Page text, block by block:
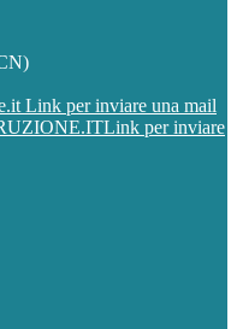
Link per inviare una mail
Link per inviare